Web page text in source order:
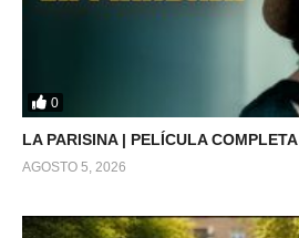
0
LA PARISINA | PELÍCULA COMPLETA
AGOSTO 5, 2026